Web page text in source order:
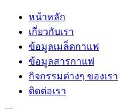
หน้าหลัก
เกี่ยวกับเรา
ข้อมูลเมล็ดกาแฟ
ข้อมูลสารกาแฟ
กิจกรรมต่างๆ ของเรา
ติดต่อเรา